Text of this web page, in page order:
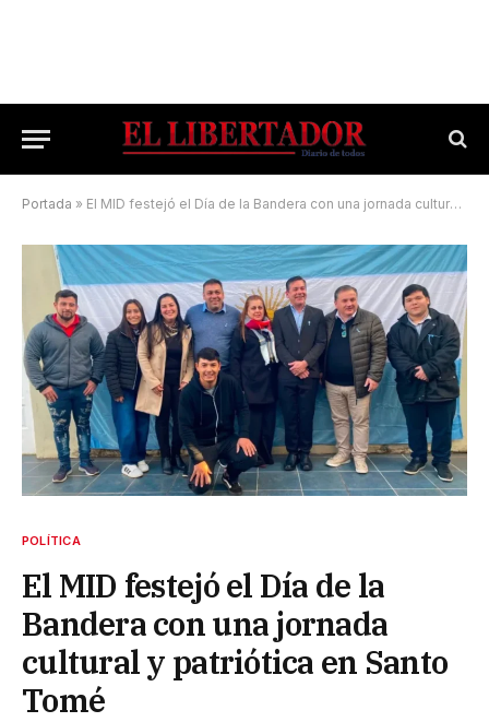
Portada » El MID festejó el Día de la Bandera con una jornada cultural y patriótica en Santo Tomé
POLÍTICA
El MID festejó el Día de la
Bandera con una jornada
cultural y patriótica en Santo
Tomé